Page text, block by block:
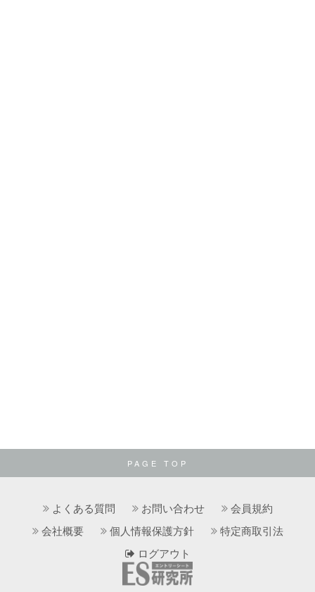
PAGE TOP
よくある質問 お問い合わせ
会員規約
会社概要
個人情報保護方針
特定商取引法
ログアウト